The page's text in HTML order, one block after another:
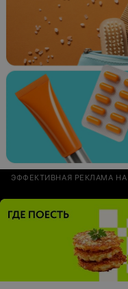
ЭФФЕКТИВНАЯ РЕКЛАМА НА